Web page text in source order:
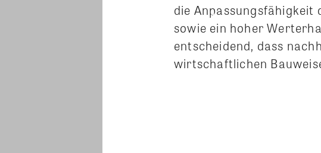
die Anpassungsfähigkeit
sowie ein hoher
entscheidend, dass
wirtschaftlichen